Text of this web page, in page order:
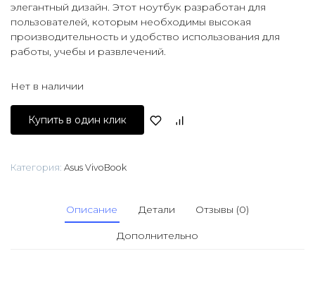
элегантный дизайн. Этот ноутбук разработан для
пользователей, которым необходимы высокая
производительность и удобство использования для
работы, учебы и развлечений.
Нет в наличии
Купить в один клик
Категория: Asus VivoBook
Описание Детали Отзывы (0)
Дополнительно